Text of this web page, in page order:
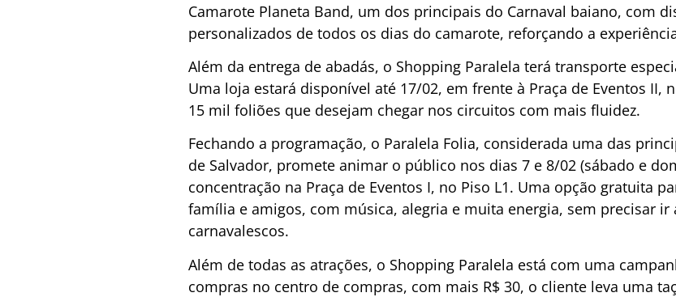
Camarote Planeta Band, um dos principais do Carnaval baiano, com
personalizados de todos os dias do camarote, reforçando a
Além da entrega de abadás, o Shopping Paralela terá transporte
Uma loja estará disponível até 17/02, em frente à Praça de Eventos II,
15 mil foliões que desejam chegar nos circuitos com mais fluidez.
Fechando a programação, o Paralela Folia, considerada uma das
de Salvador, promete animar o público nos dias 7 e 8/02 (sábado e
concentração na Praça de Eventos I, no Piso L1. Uma opção gratuita
família e amigos, com música, alegria e muita energia, sem precisar
carnavalescos.
Além de todas as atrações, o Shopping Paralela está com uma
compras no centro de compras, com mais R$ 30, o cliente leva uma